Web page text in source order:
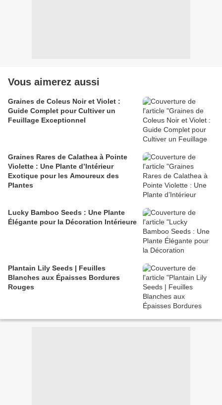
Vous aimerez aussi
Graines de Coleus Noir et Violet :
Guide Complet pour Cultiver un
Feuillage Exceptionnel
Graines Rares de Calathea à Pointe
Violette : Une Plante d’Intérieur
Exotique pour les Amoureux des
Plantes
Lucky Bamboo Seeds : Une Plante
Élégante pour la Décoration Intérieure
Plantain Lily Seeds | Feuilles
Blanches aux Épaisses Bordures
Rouges